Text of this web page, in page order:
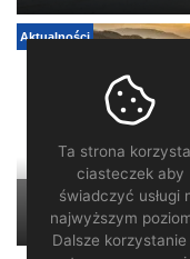
Aktualności
„Turystyczna
Ta strona
ciasteczek aby
świadczyć usługi
najwyższym
Dalsze korzystanie